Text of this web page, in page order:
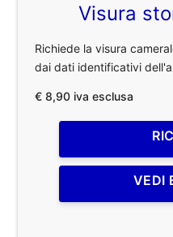
Visura
Richiede la visura
dai dati identificativi
€ 8,90 iva esclusa
VEDI